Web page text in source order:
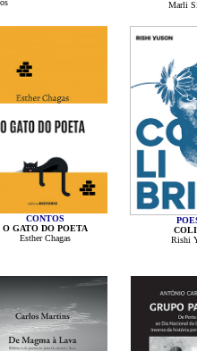
Marli
CONTOS
O GATO DO POETA
Esther Chagas
Rishi